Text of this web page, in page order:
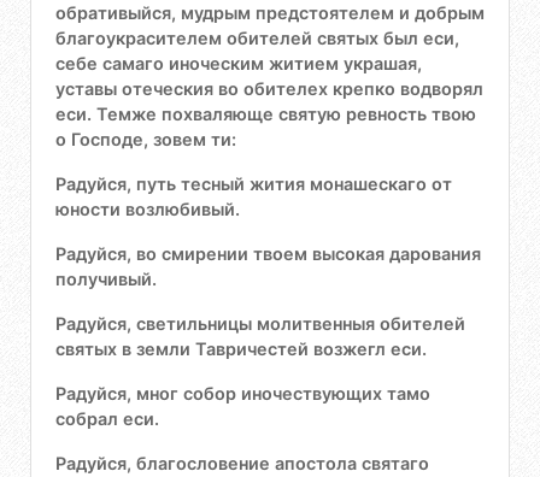
обративыйся, мудрым предстоятелем и добрым
благоукрасителем обителей святых был еси,
себе самаго иноческим житием украшая,
уставы отеческия во обителех крепко водворял
еси. Темже похваляюще святую ревность твою
о Господе, зовем ти:
Радуйся, путь тесный жития монашескаго от
юности возлюбивый.
Радуйся, во смирении твоем высокая дарования
получивый.
Радуйся, светильницы молитвенныя обителей
святых в земли Тавричестей возжегл еси.
Радуйся, мног собор иночествующих тамо
собрал еси.
Радуйся, благословение апостола святаго